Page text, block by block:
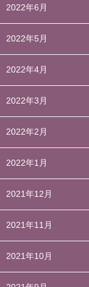
2022年6月
2022年5月
2022年4月
2022年3月
2022年2月
2022年1月
2021年12月
2021年11月
2021年10月